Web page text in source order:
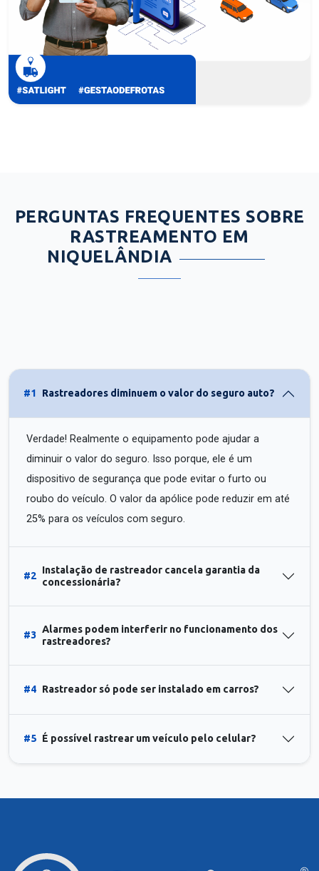
PERGUNTAS FREQUENTES SOBRE
RASTREAMENTO EM
NIQUELÂNDIA
#1 Rastreadores diminuem o valor do seguro auto?
Verdade! Realmente o equipamento pode ajudar a
diminuir o valor do seguro. Isso porque, ele é um
dispositivo de segurança que pode evitar o furto ou
roubo do veículo. O valor da apólice pode reduzir em até
25% para os veículos com seguro.
#2
Instalação de rastreador cancela garantia da
concessionária?
#3
Alarmes podem interferir no funcionamento dos
rastreadores?
#4 Rastreador só pode ser instalado em carros?
#5 É possível rastrear um veículo pelo celular?